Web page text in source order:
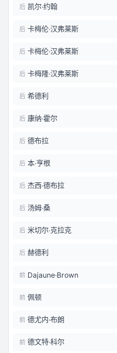
后 凯尔·约翰
后 卡梅伦·汉弗莱斯
后 卡梅伦·汉弗莱斯
后 卡梅隆·汉弗莱斯
后 希德利
后 康纳·霍尔
后 德布拉
后 本·亨根
后 杰西·德布拉
后 汤姆·桑
后 米切尔·克拉克
后 赫德利
前 Dajaune·Brown
前 佩顿
前 德尤内·布朗
前 德文特·科尔